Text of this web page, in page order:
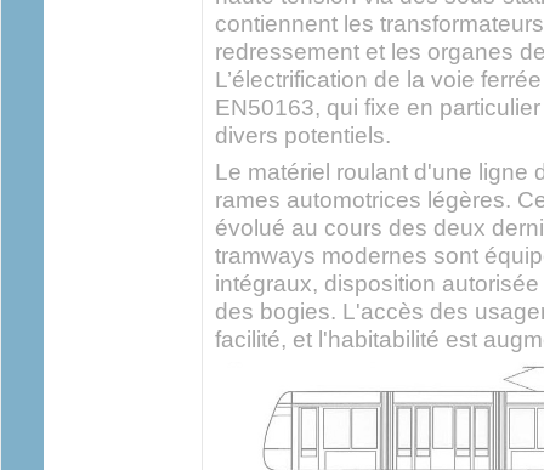
contiennent les
redressement et les organes
L’électrification de la voie
EN50163, qui fixe en
divers potentiels.
Le matériel roulant d'une ligne
rames automotrices légères.
évolué au cours des deux
tramways modernes sont
intégraux, disposition
des bogies. L'accès des
facilité, et l'habitabilité est